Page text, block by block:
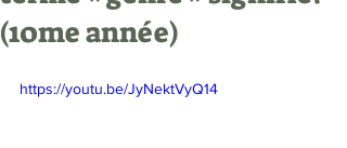
(10me année)
https://youtu.be/JyNektVyQ14